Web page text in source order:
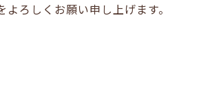
ろしくお願い申し上げます。